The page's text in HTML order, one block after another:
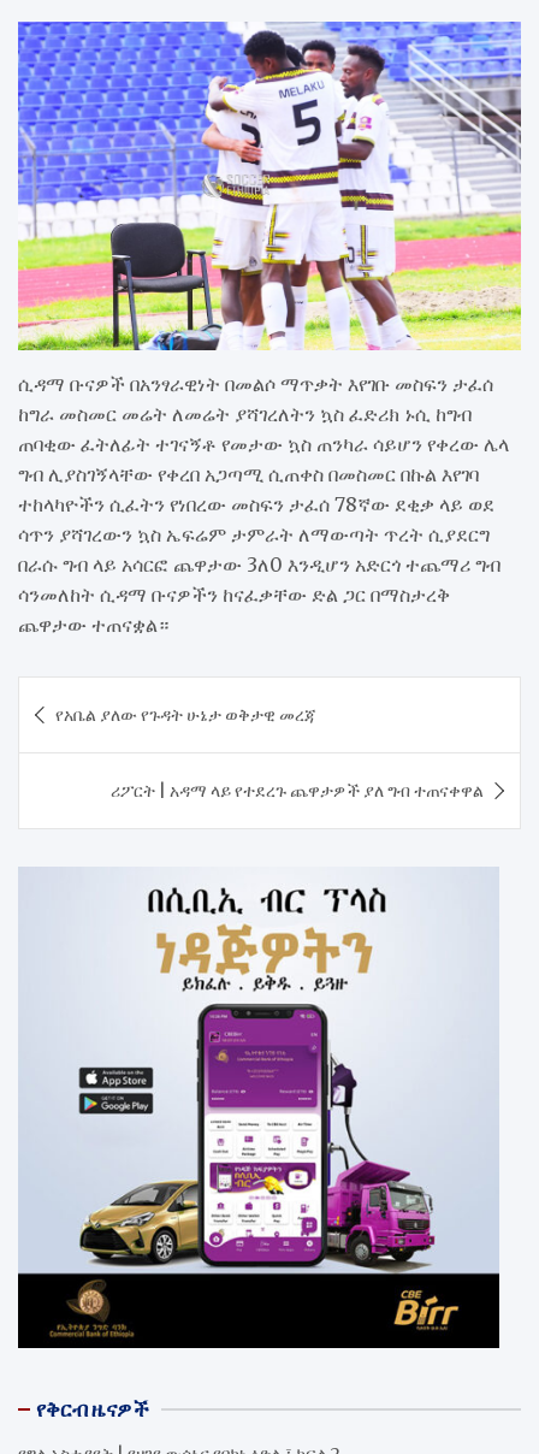
ሲዳማ ቡናዎች በአንፃራዊነት በመልሶ ማጥቃት እየገቡ መስፍን ታፈሰ
ከግራ መስመር መሬት ለመሬት ያሻገረለትን ኳስ ፈድሪክ ኑሲ ከግብ
ጠባቂው ፈትለፊት ተገናኝቶ የመታው ኳስ ጠንካራ ሳይሆን የቀረው ሌላ
ግብ ሊያስገኝላቸው የቀረበ አጋጣሚ ሲጠቀስ በመስመር በኩል እየገባ
ተከላካዮችን ሲፈትን የነበረው መስፍን ታፈሰ 78ኛው ደቂቃ ላይ ወደ
ሳጥን ያሻገረውን ኳስ ኤፍሬም ታምራት ለማውጣት ጥረት ሲያደርግ
በራሱ ግብ ላይ አሳርፎ ጨዋታው 3ለ0 እንዲሆን አድርጎ ተጨማሪ ግብ
ሳንመለከት ሲዳማ ቡናዎችን ከናፈቃቸው ድል ጋር በማስታረቅ
ጨዋታው ተጠናቋል።
navigation
የአቤል ያለው የጉዳት ሁኔታ ወቅታዊ መረጃ
ሪፖርት | አዳማ ላይ የተደረጉ ጨዋታዎች ያለ ግብ ተጠናቀዋል
የቅርብ ዜናዎች